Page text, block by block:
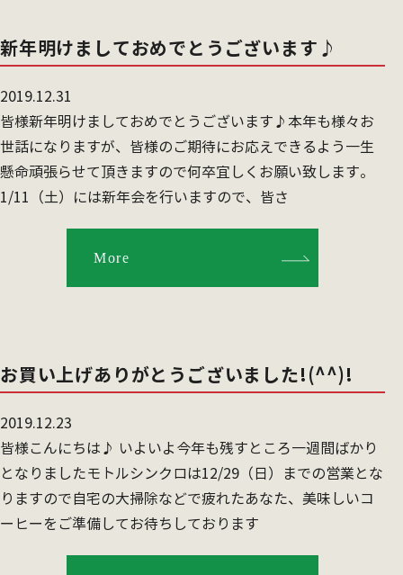
新年明けましておめでとうございます♪
2019.12.31
皆様新年明けましておめでとうございます♪本年も様々お
世話になりますが、皆様のご期待にお応えできるよう一生
懸命頑張らせて頂きますので何卒宜しくお願い致します。
1/11（土）には新年会を行いますので、皆さ
More
お買い上げありがとうございました!(^^)!
2019.12.23
皆様こんにちは♪ いよいよ今年も残すところ一週間ばかり
となりましたモトルシンクロは12/29（日）までの営業とな
りますので自宅の大掃除などで疲れたあなた、美味しいコ
ーヒーをご準備してお待ちしております